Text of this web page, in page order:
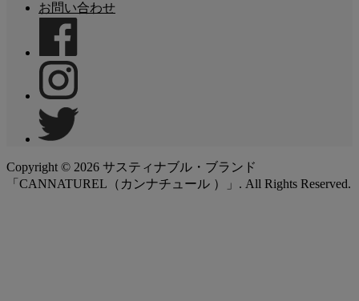
お問い合わせ
Copyright © 2026 サスティナブル・ブランド
「CANNATUREL（カンナチュール ）」. All Rights Reserved.